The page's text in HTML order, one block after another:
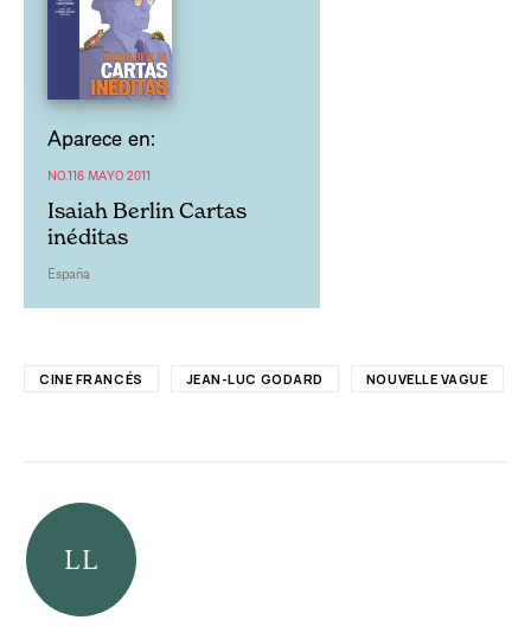
Aparece en:
NO.116 MAYO 2011
Isaiah Berlin Cartas
inéditas
España
CINE FRANCÉS JEAN-LUC GODARD NOUVELLE VAGUE